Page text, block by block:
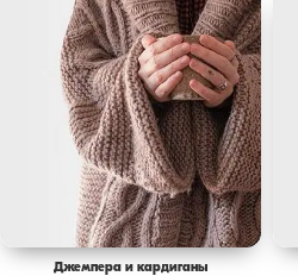
Джемпера и кардиганы